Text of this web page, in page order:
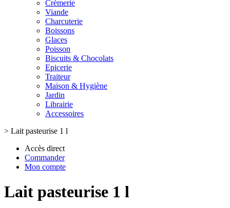
Crèmerie
Viande
Charcuterie
Boissons
Glaces
Poisson
Biscuits & Chocolats
Epicerie
Traiteur
Maison & Hygiène
Jardin
Librairie
Accessoires
> Lait pasteurise 1 l
Accès direct
Commander
Mon compte
Lait pasteurise 1 l